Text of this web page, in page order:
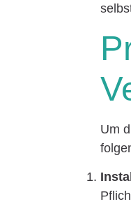
Um